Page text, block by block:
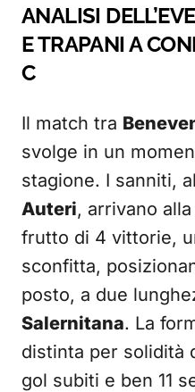
ANALISI
E TRAPANI A
C
Il match tra
svolge in un
stagione. I sanniti,
Auteri, arrivano
frutto di 4 vittorie,
sconfitta,
posto, a due
Salernitana. La
distinta per solidità
gol subiti e ben 11